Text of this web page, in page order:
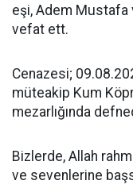
eşi, Adem Mustafa
vefat ett.
Cenazesi;
müteakip Kum
mezarlığında
Bizlerde, Allah
ve sevenlerine